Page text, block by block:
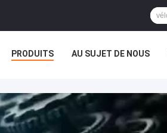
PRODUITS AU SUJET DE NOUS